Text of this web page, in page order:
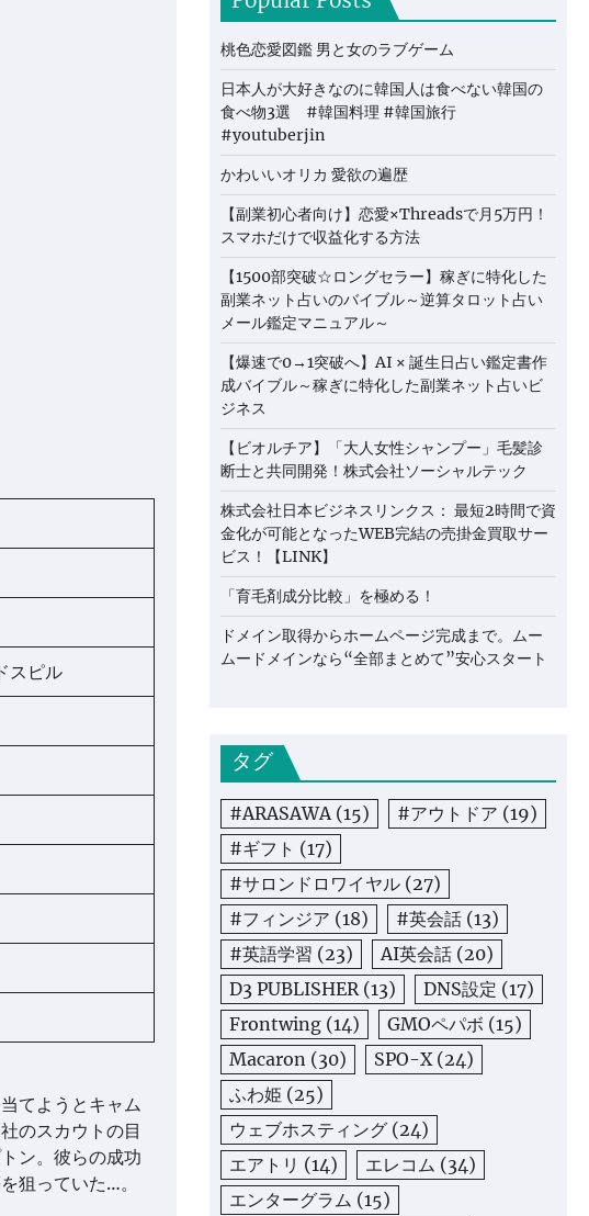
スピル
てようとキャム
のスカウトの目
ン。彼らの成功
狙っていた…。
桃色恋愛図鑑 男と女のラブゲーム
日本人が大好きなのに韓国人は食べない韓国の
食べ物3選 #韓国料理 #韓国旅行
#youtuberjin
かわいいオリカ 愛欲の遍歴
【副業初心者向け】恋愛×Threadsで月5万円！
スマホだけで収益化する方法
【1500部突破☆ロングセラー】稼ぎに特化した
副業ネット占いのバイブル～逆算タロット占い
メール鑑定マニュアル～
【爆速で0→1突破へ】AI × 誕生日占い鑑定書作
成バイブル～稼ぎに特化した副業ネット占いビ
ジネス
【ビオルチア】「大人女性シャンプー」毛髪診
断士と共同開発！株式会社ソーシャルテック
株式会社日本ビジネスリンクス： 最短2時間で資
金化が可能となったWEB完結の売掛金買取サー
ビス！【LINK】
「育毛剤成分比較」を極める！
ドメイン取得からホームページ完成まで。ムー
ムードメインなら“全部まとめて”安心スタート
タグ
#ARASAWA(15) #アウトドア (19)
#ギフト (17)
#サロンドロワイヤル (27)
#フィンジア (18) #英会話 (13)
#英語学習 (23) AI英会話 (20)
D3 PUBLISHER(13) DNS設定 (17)
Frontwing (14) GMOペパボ (15)
Macaron (30) SPO-X(24)
ふわ姫 (25)
ウェブホスティング (24)
エアトリ (14) エレコム (34)
エンターグラム (15)